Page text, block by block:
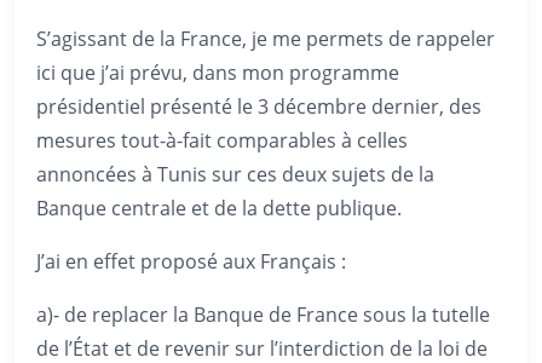
S’agissant de la France, je me permets de rappeler
ici que j’ai prévu, dans mon programme
présidentiel présenté le 3 décembre dernier, des
mesures tout-à-fait comparables à celles
annoncées à Tunis sur ces deux sujets de la
Banque centrale et de la dette publique.
J’ai en effet proposé aux Français :
a)- de replacer la Banque de France sous la tutelle
de l’État et de revenir sur l’interdiction de la loi de